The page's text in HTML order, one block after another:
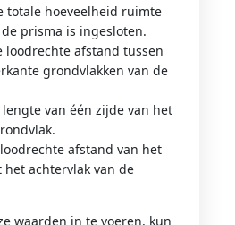
totale hoeveelheid ruimte
prisma is ingesloten.
loodrechte afstand tussen
grondvlakken van de
lengte van één zijde van het
afstand van het
het achtervlak van de
waarden in te voeren, kun